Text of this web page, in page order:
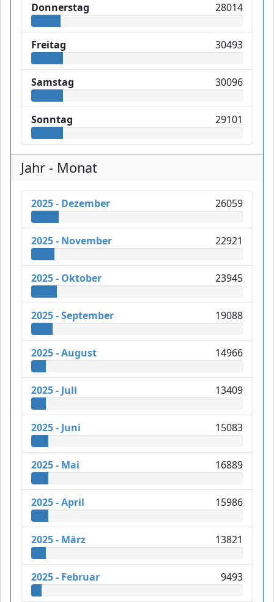
Donnerstag 28014
Freitag 30493
Samstag 30096
Sonntag 29101
Jahr - Monat
2025 - Dezember 26059
2025 - November 22921
2025 - Oktober 23945
2025 - September 19088
2025 - August 14966
2025 - Juli 13409
2025 - Juni 15083
2025 - Mai 16889
2025 - April 15986
2025 - März 13821
2025 - Februar 9493